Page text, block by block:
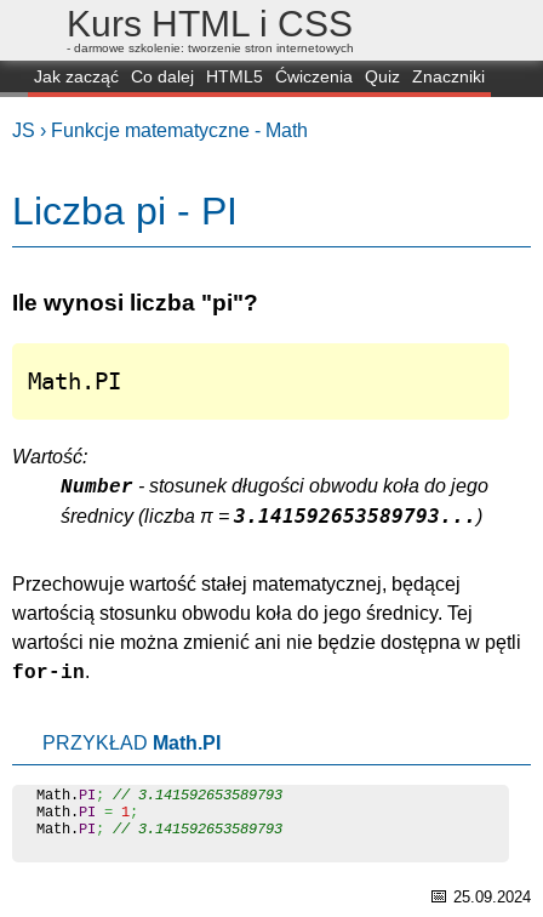
Kurs HTML i CSS
- darmowe szkolenie: tworzenie stron internetowych
Jak zacząć Co dalej HTML5 Ćwiczenia Quiz
Znaczniki
JS › Funkcje matematyczne - Math
Liczba pi - PI
Ile wynosi liczba "pi"?
Math.PI
Wartość:
Number - stosunek długości obwodu koła do jego
średnicy (liczba π =3.141592653589793... )
Przechowuje wartość stałej matematycznej, będącej
wartością stosunku obwodu koła do jego średnicy. Tej
wartości nie można zmienić ani nie będzie dostępna w pętli
for-in.
PRZYKŁAD Math.PI
Math . PI ;
// 3.141592653589793
Math . PI = 1;
Math . PI ; // 3.141592653589793
📅 25.09.2024